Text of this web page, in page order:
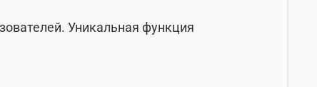
Уникальная функция